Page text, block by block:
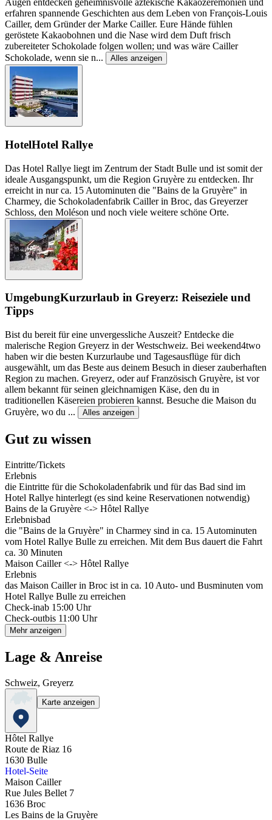
Augen entdecken geheimnisvolle aztekische Kakaozeremonien und
erfahren spannende Geschichten aus dem Leben von François-Louis
Cailler, dem Gründer der Marke Cailler. Eure Hände fühlen
geröstete Kakaobohnen und die Nase wird dem Duft frisch
zubereiteter Schokolade folgen wollen; und was wäre Cailler
Schokolade, wenn sie n... Alles anzeigen
HotelHotel Rallye
Das Hotel Rallye liegt im Zentrum der Stadt Bulle und ist somit der
ideale Ausgangspunkt, um die Region Gruyère zu entdecken. Ihr
erreicht in nur ca. 15 Autominuten die "Bains de la Gruyère" in
Charmey, die Schokoladenfabrik Cailler in Broc, das Greyerzer
Schloss, den Moléson und noch viele weitere schöne Orte.
UmgebungKurzurlaub in Greyerz: Reiseziele und
Tipps
Bist du bereit für eine unvergessliche Auszeit? Entdecke die
malerische Region Greyerz in der Westschweiz. Bei weekend4two
haben wir die besten Kurzurlaube und Tagesausflüge für dich
ausgewählt, um das Beste aus deinem Besuch in dieser zauberhaften
Region zu machen. Greyerz, oder auf Französisch Gruyère, ist vor
allem bekannt für seinen gleichnamigen Käse, den du in
traditionellen Käsereien probieren kannst. Besuche die Maison du
Gruyère, wo du ... Alles anzeigen
Gut zu wissen
Eintritte/Tickets
Erlebnis
die Eintritte für die Schokoladenfabrik und für das Bad sind im
Hotel Rallye hinterlegt (es sind keine Reservationen notwendig)
Bains de la Gruyère <-> Hôtel Rallye
Erlebnisbad
die "Bains de la Gruyère" in Charmey sind in ca. 15 Autominuten
vom Hotel Rallye Bulle zu erreichen. Mit dem Bus dauert die Fahrt
ca. 30 Minuten
Maison Cailler <-> Hôtel Rallye
Erlebnis
das Maison Cailler in Broc ist in ca. 10 Auto- und Busminuten vom
Hotel Rallye Bulle zu erreichen
Check-inab 15:00 Uhr
Check-outbis 11:00 Uhr
Mehr anzeigen
Lage & Anreise
Schweiz, Greyerz
Karte anzeigen
Hôtel Rallye
Route de Riaz 16
1630 Bulle
Hotel-Seite
Maison Cailler
Rue Jules Bellet 7
1636 Broc
Les Bains de la Gruyère